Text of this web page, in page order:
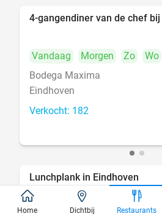
4-gangendiner van de chef
Vandaag Morgen Zo Wo
Bodega Maxima
Eindhoven
Verkocht: 182
Lunchplank in Eindhoven
Vandaag Morgen Zo Wo
Home Dichtbij Restaurants